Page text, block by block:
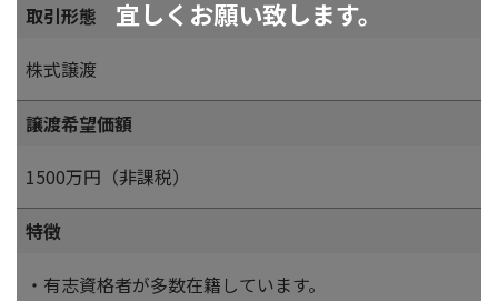
宜しくお願い致します。
取引形態
株式譲渡
譲渡希望価額
1500万円（非課税）
特徴
・有志資格者が多数在籍しています。